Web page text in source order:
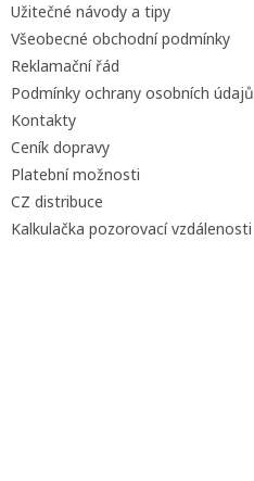
Užitečné návody a tipy
Všeobecné obchodní podmínky
Reklamační řád
Podmínky ochrany osobních údajů
Kontakty
Ceník dopravy
Platební možnosti
CZ distribuce
Kalkulačka pozorovací vzdálenosti